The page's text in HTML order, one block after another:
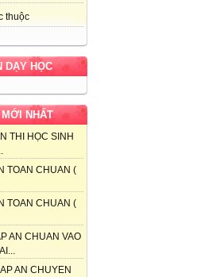
thuộc
DẠY HỌC
NHẤT
THI HỌC SINH
TOAN CHUAN (
TOAN CHUAN (
AN CHUAN VAO
AN CHUYEN